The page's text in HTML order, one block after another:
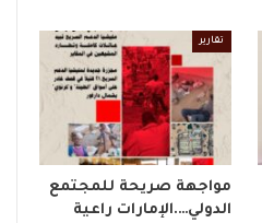
تقارير
مواجهة صريحة للمجتمع
الدولي….الإمارات راعية